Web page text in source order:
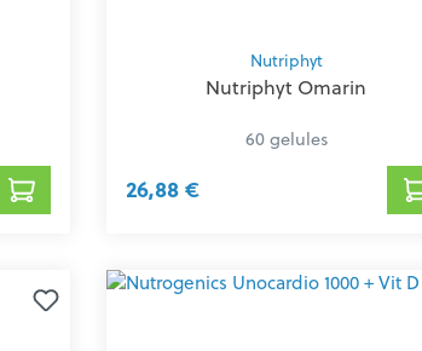
Nutriphyt
Nutriphyt Omarin
60 gelules
26,88 €